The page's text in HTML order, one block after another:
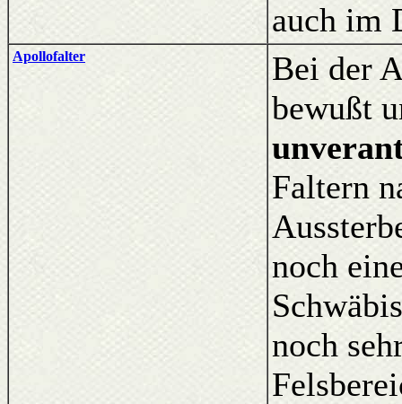
auch im
Apollofalter
Bei der
bewußt
Faltern
noch
noch